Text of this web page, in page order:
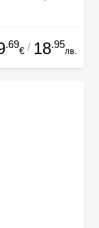
.69
€ / 18.95
лв.